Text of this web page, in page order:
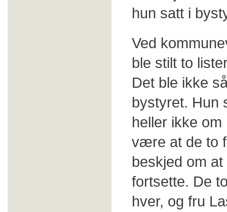
hun satt i
Ved
ble stilt to
Det ble ikke
bystyret. Hun
heller ikke
være at de to
beskjed om
fortsette. De
hver, og fru